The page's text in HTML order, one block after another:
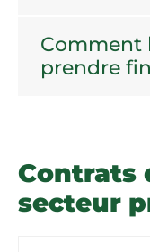
Comment
prendre
Contrats
secteur